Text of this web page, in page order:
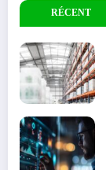
RÉCENT